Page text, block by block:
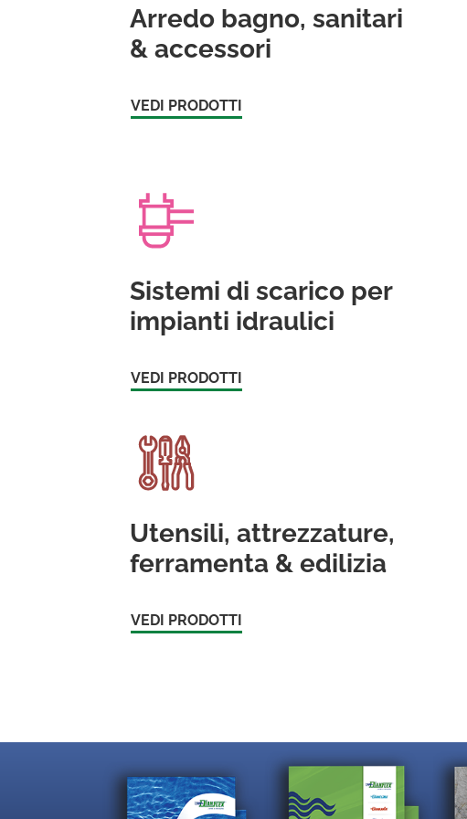
Arredo bagno, sanitari
& accessori
VEDI PRODOTTI
Sistemi di scarico per
impianti idraulici
VEDI PRODOTTI
Utensili, attrezzature,
ferramenta & edilizia
VEDI PRODOTTI